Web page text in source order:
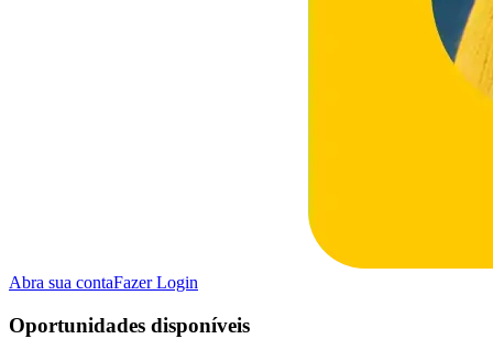
Abra sua contaFazer Login
Oportunidades disponíveis